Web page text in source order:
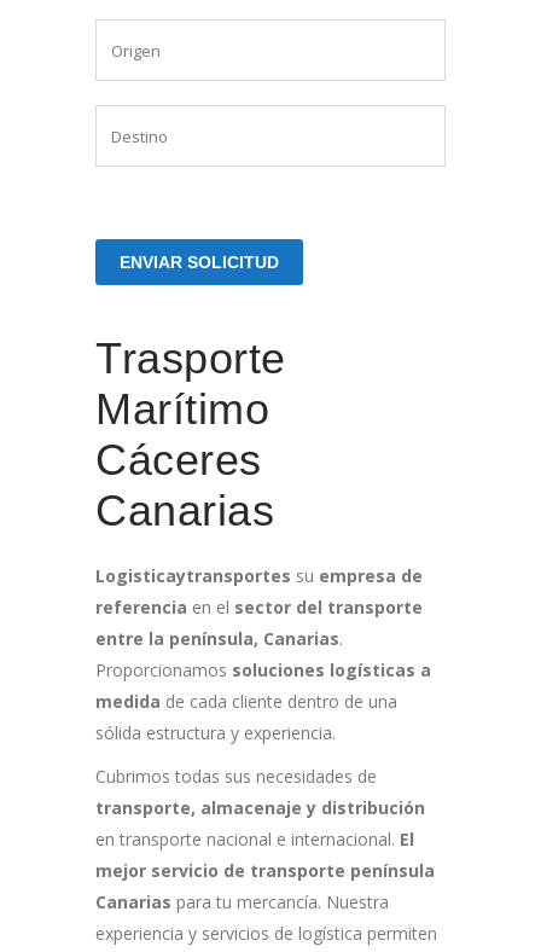
Trasporte
Marítimo
Cáceres
Canarias
Logisticaytransportes su empresa de
referencia en el sector del transporte
entre la península, Canarias.
Proporcionamos soluciones logísticas a
medida de cada cliente dentro de una
sólida estructura y experiencia.
Cubrimos todas sus necesidades de
transporte, almacenaje y distribución
en transporte nacional e internacional. El
mejor servicio de transporte península
Canarias para tu mercancía. Nuestra
experiencia y servicios de logística permiten